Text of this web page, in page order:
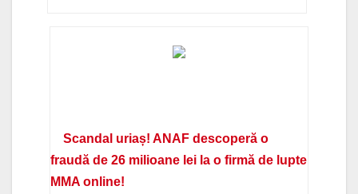
Scandal uriaș! ANAF descoperă o
fraudă de 26 milioane lei la o firmă de lupte
MMA online!